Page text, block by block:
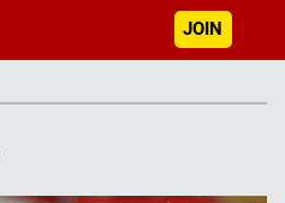
JOIN